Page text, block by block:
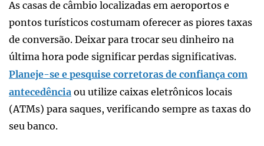
As casas de câmbio localizadas em aeroportos e
pontos turísticos costumam oferecer as piores taxas
de conversão. Deixar para trocar seu dinheiro na
última hora pode significar perdas significativas.
Planeje-se e pesquise corretoras de confiança com
antecedência ou utilize caixas eletrônicos locais
(ATMs) para saques, verificando sempre as taxas do
seu banco.